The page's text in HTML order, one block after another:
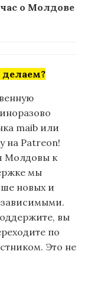
о Молдове
maib или
на Patreon!
Молдовы к
мы
новых и
вы
по
Это не